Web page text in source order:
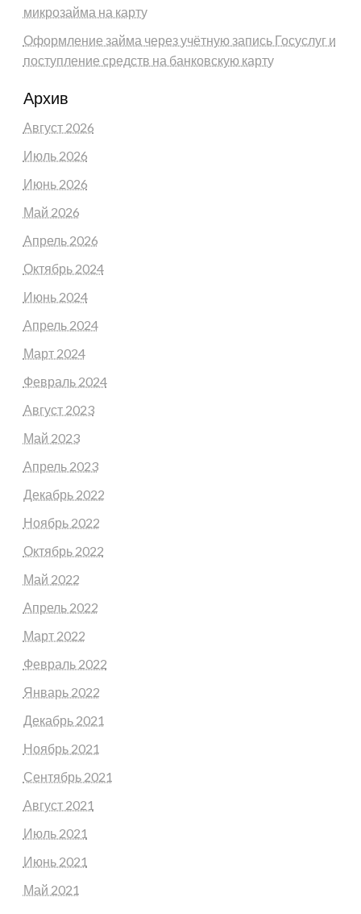
микрозайма на карту
Оформление займа через учётную запись Госуслуг и
поступление средств на банковскую карту
Архив
Август 2026
Июль 2026
Июнь 2026
Май 2026
Апрель 2026
Октябрь 2024
Июнь 2024
Апрель 2024
Март 2024
Февраль 2024
Август 2023
Май 2023
Апрель 2023
Декабрь 2022
Ноябрь 2022
Октябрь 2022
Май 2022
Апрель 2022
Март 2022
Февраль 2022
Январь 2022
Декабрь 2021
Ноябрь 2021
Сентябрь 2021
Август 2021
Июль 2021
Июнь 2021
Май 2021